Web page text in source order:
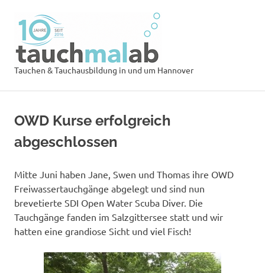
Inhalt
springen
Tauchen & Tauchausbildung in und um Hannover
OWD Kurse erfolgreich
abgeschlossen
Mitte Juni haben Jane, Swen und Thomas ihre OWD
Freiwassertauchgänge abgelegt und sind nun
brevetierte SDI Open Water Scuba Diver. Die
Tauchgänge fanden im Salzgittersee statt und wir
hatten eine grandiose Sicht und viel Fisch!